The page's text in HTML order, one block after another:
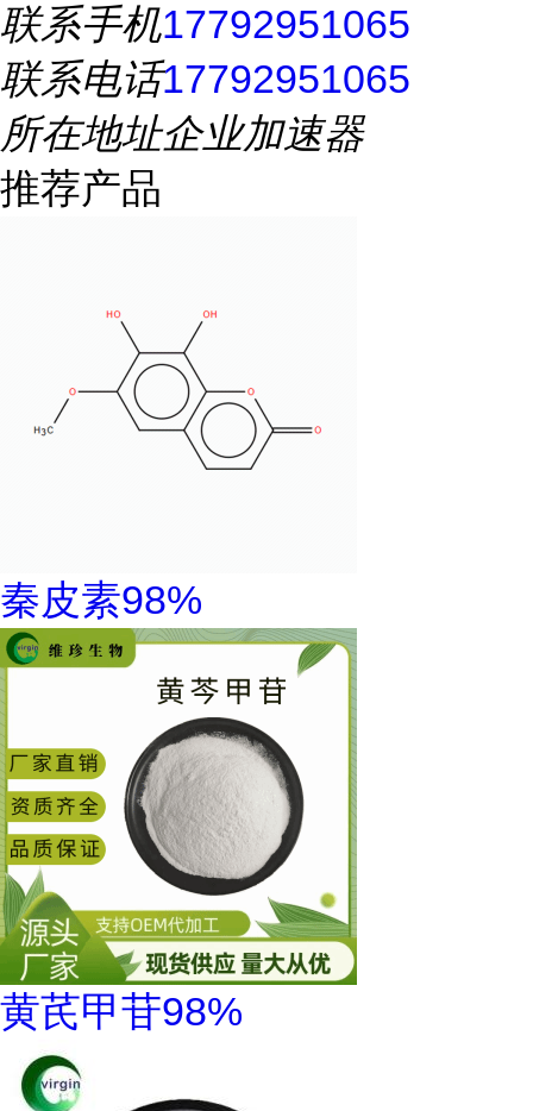
联系手机17792951065
联系电话17792951065
所在地址企业加速器
推荐产品
秦皮素98%
黄芪甲苷98%